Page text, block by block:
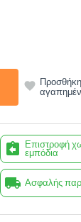
favorite
assignment_return Επιστροφή
εμπόδια
local_shipping Ασφαλής